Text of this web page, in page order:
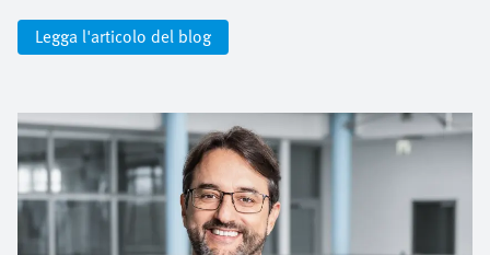
Legga l'articolo del blog